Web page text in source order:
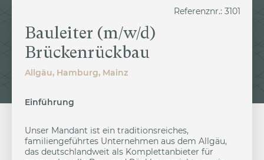
Bauleiter (m/w/d)
Brückenrückbau
Referenznr.: 3101
Allgäu, Hamburg, Mainz
Einführung
Unser Mandant ist ein traditionsreiches,
familiengeführtes Unternehmen aus dem Allgäu,
das deutschlandweit als Komplettanbieter für